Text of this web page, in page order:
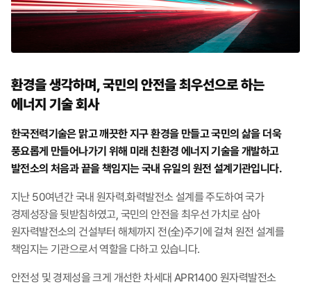
환경을 생각하며,국민의 안전을 최우선으로 하는
에너지 기술 회사
한국전력기술은 맑고 깨끗한 지구 환경을 만들고 국민의 삶을 더욱
풍요롭게 만들어나가기 위해 미래 친환경 에너지 기술을 개발하고
발전소의 처음과 끝을 책임지는 국내 유일의 원전 설계기관입니다.
지난 50여년간 국내 원자력․화력발전소 설계를 주도하여 국가
경제성장을 뒷받침하였고, 국민의 안전을 최우선 가치로 삼아
원자력발전소의 건설부터 해체까지 전(全)주기에 걸쳐 원전 설계를
책임지는 기관으로서 역할을 다하고 있습니다.
안전성 및 경제성을 크게 개선한 차세대 APR1400 원자력발전소